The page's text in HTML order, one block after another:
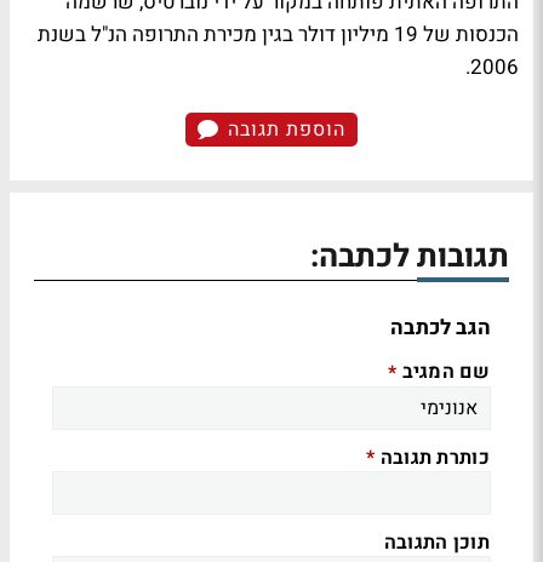
הכנסות של 19 מיליון דולר בגין מכירת התרופה הנ"ל בשנת
2006.
הוספת תגובה
תגובות לכתבה:
הגב לכתבה
שם המגיב *
כותרת תגובה *
תוכן התגובה